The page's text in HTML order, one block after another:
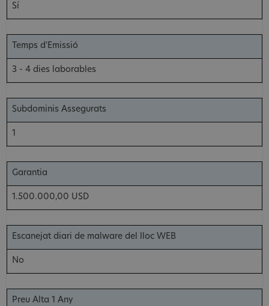
Sí
Temps d'Emissió
3 - 4 dies laborables
Subdominis Assegurats
1
Garantia
1.500.000,00 USD
Escanejat diari de malware del lloc WEB
No
Preu Alta 1 Any